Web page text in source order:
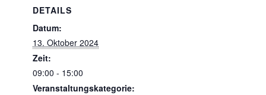
DETAILS
Datum:
13. Oktober 2024
Zeit:
09:00 - 15:00
Veranstaltungskategorie: